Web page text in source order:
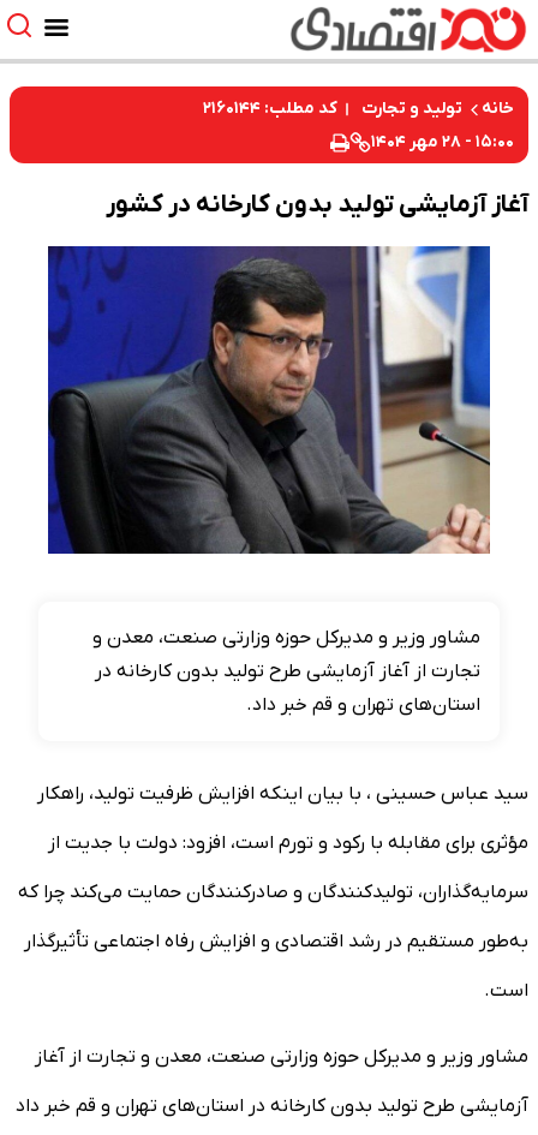
خانه تولید و تجارت
کد مطلب: ۲۱۶۰۱۴۴
۱۵:۰۰ - ۲۸ مهر ۱۴۰۴
آغاز آزمایشی تولید بدون کارخانه در کشور
مشاور وزیر و مدیرکل حوزه وزارتی صنعت، معدن و
تجارت از آغاز آزمایشی طرح تولید بدون کارخانه در
استان‌های تهران و قم خبر داد.
سید عباس حسینی ، با بیان اینکه افزایش ظرفیت تولید، راهکار
مؤثری برای مقابله با رکود و تورم است، افزود: دولت با جدیت از
سرمایه‌گذاران، تولیدکنندگان و صادرکنندگان حمایت می‌کند چرا که
به‌طور مستقیم در رشد اقتصادی و افزایش رفاه اجتماعی تأثیرگذار
است.
مشاور وزیر و مدیرکل حوزه وزارتی صنعت، معدن و تجارت از آغاز
آزمایشی طرح تولید بدون کارخانه در استان‌های تهران و قم خبر داد